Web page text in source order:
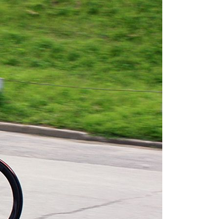
ГРУППЫ
ОБОРУДОВАНИЯ
SHIMANO
SHIMANO
СУМКИ
RED CREEK VORTEX